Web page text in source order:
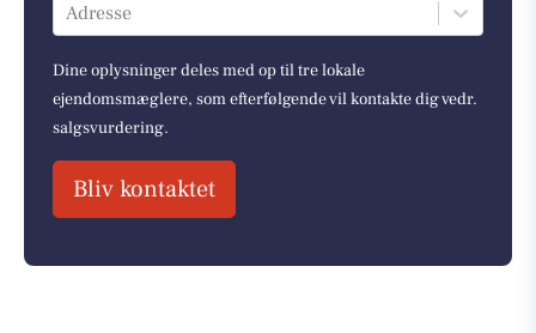
Adresse
Dine oplysninger deles med op til tre lokale
ejendomsmæglere, som efterfølgende vil kontakte dig vedr.
salgsvurdering.
Bliv kontaktet